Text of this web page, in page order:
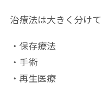
治療法は大きく分けて
保存療法
手術
再生医療